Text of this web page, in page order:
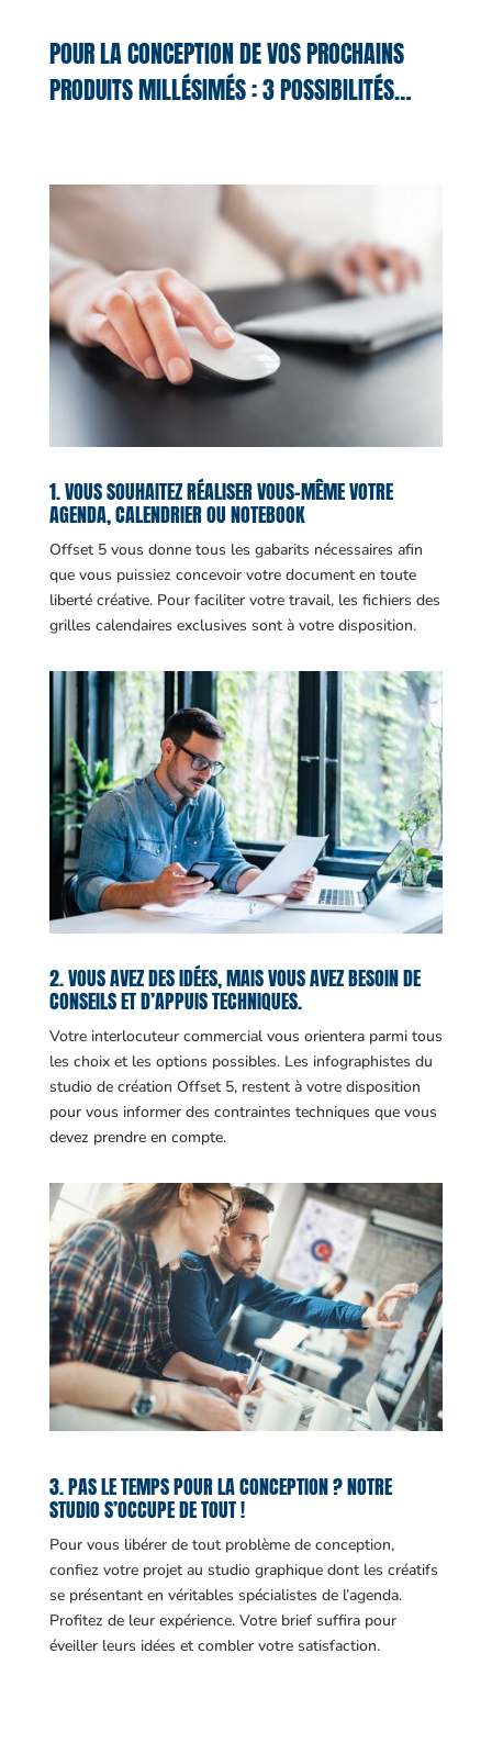
POUR LA CONCEPTION DE VOS PROCHAINS
PRODUITS MILLÉSIMÉS : 3 POSSIBILITÉS…
1. VOUS SOUHAITEZ RÉALISER VOUS-MÊME VOTRE
AGENDA, CALENDRIER OU NOTEBOOK
Offset 5 vous donne tous les gabarits nécessaires afin
que vous puissiez concevoir votre document en toute
liberté créative. Pour faciliter votre travail, les fichiers des
grilles calendaires exclusives sont à votre disposition.
2. VOUS AVEZ DES IDÉES, MAIS VOUS AVEZ BESOIN DE
CONSEILS ET D’APPUIS TECHNIQUES.
Votre interlocuteur commercial vous orientera parmi tous
les choix et les options possibles. Les infographistes du
studio de création Offset 5, restent à votre disposition
pour vous informer des contraintes techniques que vous
devez prendre en compte.
3. PAS LE TEMPS POUR LA CONCEPTION ? NOTRE
STUDIO S’OCCUPE DE TOUT !
Pour vous libérer de tout problème de conception,
confiez votre projet au studio graphique dont les créatifs
se présentant en véritables spécialistes de l’agenda.
Profitez de leur expérience. Votre brief suffira pour
éveiller leurs idées et combler votre satisfaction.